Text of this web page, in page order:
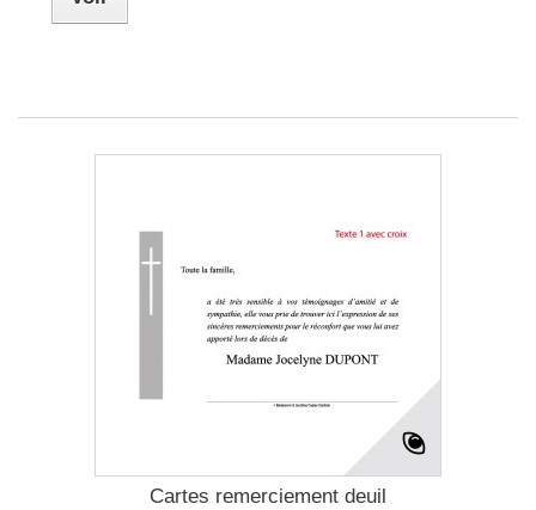
Cartes remerciement deuil